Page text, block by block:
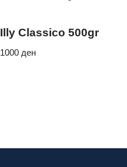
Illy Classico 500gr
1000 ден